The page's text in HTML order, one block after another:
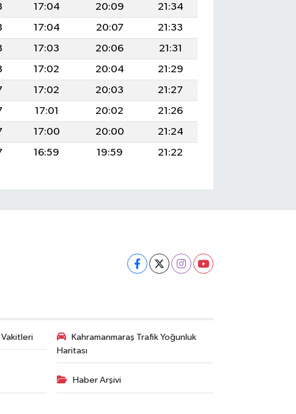
17:04 20:09
21:34
17:04 20:07
21:33
17:03 20:06
21:31
17:02 20:04
21:29
17:02 20:03
21:27
17:01 20:02
21:26
17:00 20:00
21:24
16:59 19:59 21:22
Vakitleri
Kahramanmaraş Trafik Yoğunluk
Haritası
Haber Arşivi